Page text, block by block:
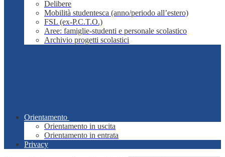
Delibere
Mobilità studentesca (anno/periodo all’estero)
FSL (ex-P.C.T.O.)
Aree: famiglie-studenti e personale scolastico
Archivio progetti scolastici
Orientamento
Orientamento in uscita
Orientamento in entrata
Privacy